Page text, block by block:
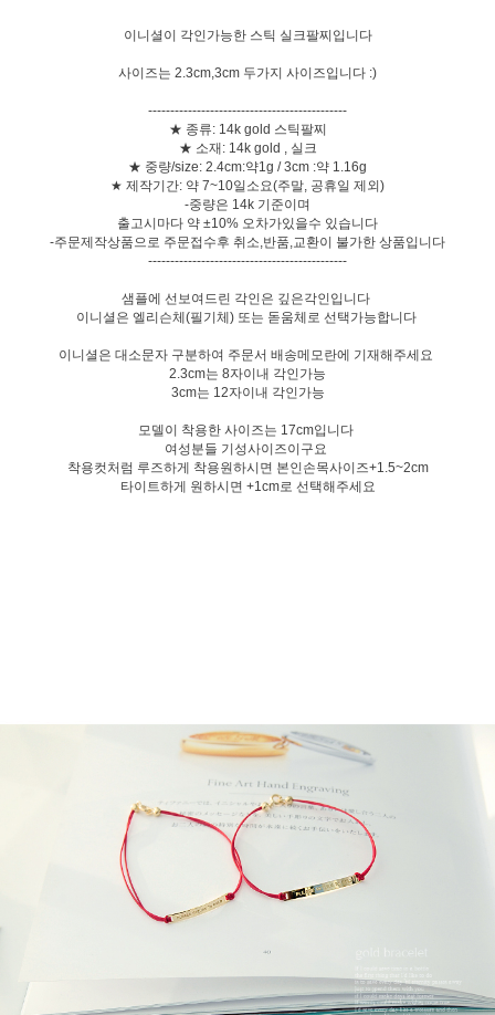
이니셜이 각인가능한 스틱 실크팔찌입니다
사이즈는 2.3cm,3cm 두가지 사이즈입니다 :)
---------------------------------------------
★ 종류: 14k gold 스틱팔찌
★ 소재: 14k gold , 실크
★ 중량/size: 2.4cm:약1g / 3cm :약 1.16g
★ 제작기간: 약 7~10일소요(주말, 공휴일 제외)
-중량은 14k 기준이며
출고시마다 약 ±10% 오차가있을수 있습니다
-주문제작상품으로 주문접수후 취소,반품,교환이 불가한 상품입니다
---------------------------------------------
샘플에 선보여드린 각인은 깊은각인입니다
이니셜은 엘리슨체(필기체) 또는 돋움체로 선택가능합니다
이니셜은 대소문자 구분하여 주문서 배송메모란에 기재해주세요
2.3cm는 8자이내 각인가능
3cm는 12자이내 각인가능
모델이 착용한 사이즈는 17cm입니다
여성분들 기성사이즈이구요
착용컷처럼 루즈하게 착용원하시면 본인손목사이즈+1.5~2cm
타이트하게 원하시면 +1cm로 선택해주세요